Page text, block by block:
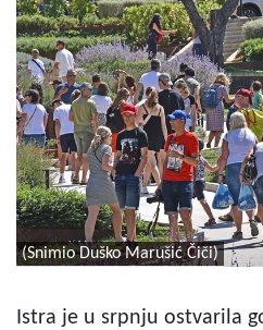
(Snimio Duško Marušić Čiči)
Istra je u srpnju ostvarila